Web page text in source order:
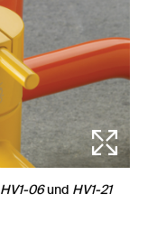
HV1-06und HV1-21